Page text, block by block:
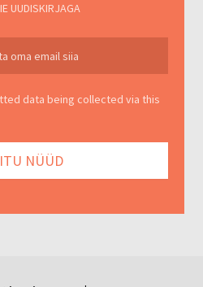
UUDISKIRJAGA
data being collected via this